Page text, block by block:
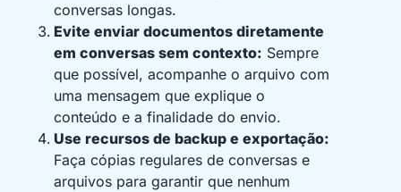
conversas longas.
Evite enviar documentos diretamente
em conversas sem contexto: Sempre
que possível, acompanhe o arquivo com
uma mensagem que explique o
conteúdo e a finalidade do envio.
Use recursos de backup e exportação:
Faça cópias regulares de conversas e
arquivos para garantir que nenhum